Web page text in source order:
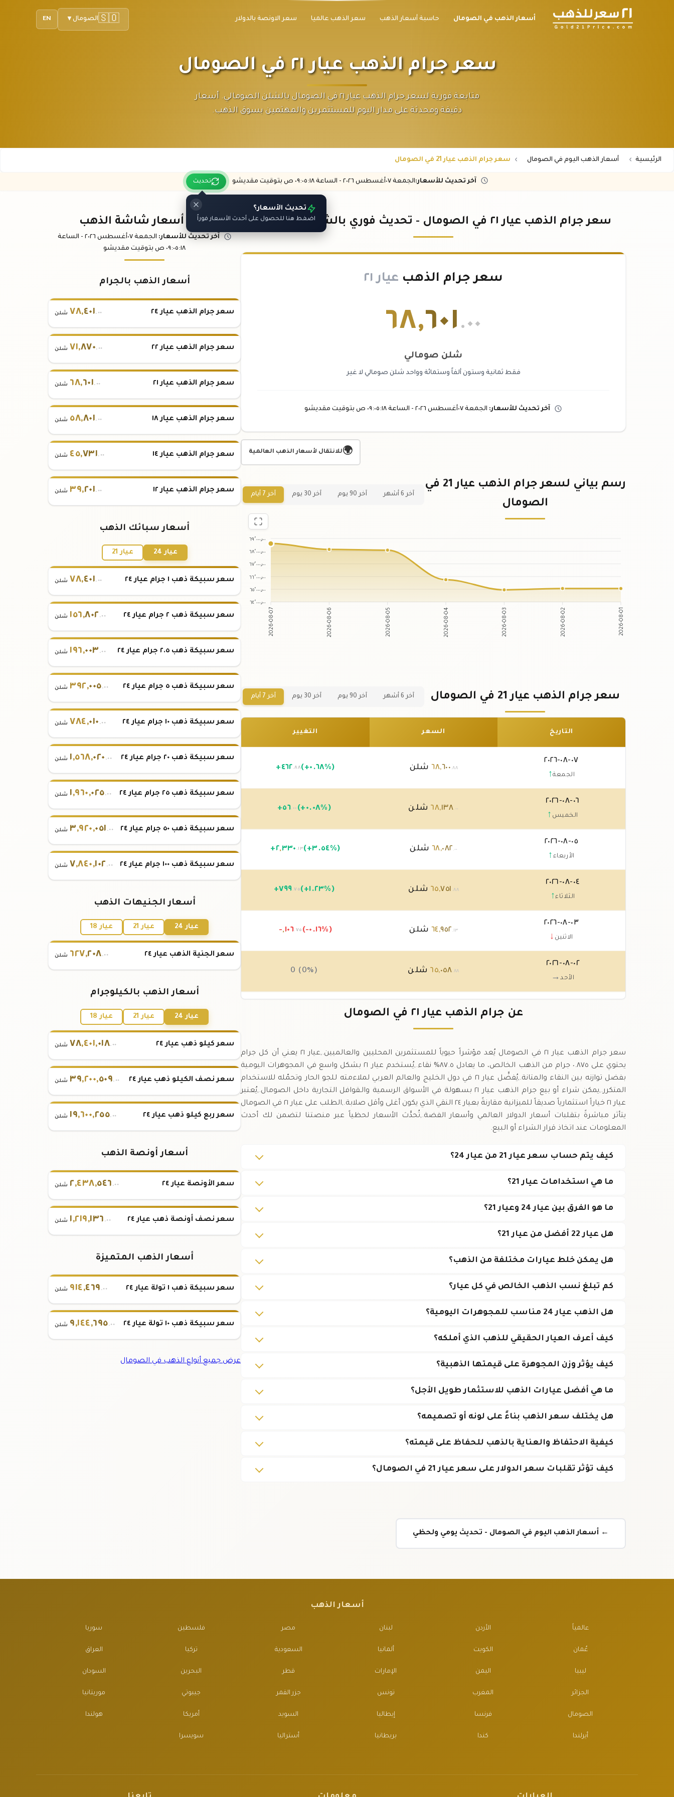
أسعار الذهب في الصومال حاسبة أسعار الذهب سعر الذهب عالميا سعر الاونصة بالدولار EN 🇸🇴الصومال ▼
سعر جرام الذهب عيار ٢١ في الصومال
متابعة فورية لسعر جرام الذهب عيار ٢١ في الصومال بالشلن الصومالي. أسعار
دقيقة ومحدثة على مدار اليوم للمستثمرين والمهتمين بسوق الذهب.
الرئيسية أسعار الذهب اليوم في الصومال سعر جرام الذهب عيار 21 في الصومال
آخر تحديث للأسعار:الجمعة ٠٧ أغسطس ٢٠٢٦ - الساعة ٠٩:٠٥:١٨ ص بتوقيت مقديشو تحديث
تحديث الأسعار؟
اضغط هنا للحصول على أحدث الأسعار فوراً سعر جرام الذهب عيار ٢١ في الصومال - تحديث فوري بالشلن الصومالي
سعر جرام الذهب عيار ٢١
٦٨,٦٠١ .٠٠
شلن صومالي
فقط ثمانية وستون ألفاً وستمائة وواحد شلن صومالي لا غير
آخر تحديث للأسعار: الجمعة ٠٧ أغسطس ٢٠٢٦ - الساعة :١٨ ص بتوقيت مقديشو
🌍للانتقال لأسعار الذهب العالمية
رسم بياني لسعر جرام الذهب عيار 21 في
الصومال
آخر 6 أشهر آخر 90 يوم آخر 30 يوم آخر 7 أيام
٦٩٬٠٠٠٫٠٠
٦٨٬٠٠٠٫٠٠
٦٧٬٠٠٠٫٠٠
٦٦٬٠٠٠٫٠٠
٦٥٬٠٠٠٫٠٠
٦٤٬٠٠٠٫٠٠
2026-08-07 2026-08-06 2026-08-05 2026-08-04 2026-08-03 2026-08-02 2026-08-01
سعر جرام الذهب عيار 21 في الصومال آخر 6 أشهر آخر 90 يوم آخر 30 يوم آخر 7 أيام
التاريخ السعر التغيير
٠٧-٠٨-٢٠٢٦
الجمعة↑
٦٨,٦٠٠.٨٨ شلن +٤٦٢ .٨٨ (+٠.٦٨%)
٠٦-٠٨-٢٠٢٦
الخميس ↑
٦٨,١٣٨.٠٠ شلن +٥٦ .٠٠ (+٠.٠٨%)
٠٥-٠٨-٢٠٢٦
الأربعاء ↑
٦٨,٠٨٢.٠٠ شلن +٢,٣٣٠ .١٣ (+٣.٥٤%)
٠٤-٠٨-٢٠٢٦
الثلاثاء↑
٦٥,٧٥١ .٨٨ شلن +٧٩٩ .٧٥ (+١.٢٣%)
٠٣-٠٨-٢٠٢٦
الاثنين ↓
٦٤,٩٥٢.١٣ شلن -,١٠٦ .٧٥ (-٠.١٦%)
٠٢-٠٨-٢٠٢٦
الأحد→
٦٥,٠٥٨.٨٨ شلن 0 (0%)
٦٥,٠٥٨ .٨٨ شلنعن جرام الذهب عيار ٢١ في الصومال
سعر جرام الذهب عيار ٢١ في الصومال يُعد مؤشراً حيوياً للمستثمرين المحليين والعالميين.,عيار ٢١ يعني أن كل جرام
يحتوي على ٠.٨٧٥ جرام من الذهب الخالص، ما يعادل ٨٧.٥% نقاء.,يُستخدم عيار ٢١ بشكل واسع في المجوهرات اليومية
بفضل توازنه بين النقاء والمتانة.,يُفضَّل عيار ٢١ في دول الخليج والعالم العربي لملاءمته للجو الحار وتحمّله للاستخدام
المتكرر.,يمكن شراء أو بيع جرام الذهب عيار ٢١ بسهولة في الأسواق الرسمية والـقوافل التجارية داخل الصومال.,يُعتبر
عيار ٢١ خياراً استثمارياً صديقاً للميزانية مقارنةً بعيار ٢٤ النقي الذي يكون أغلى وأقل صلابة.,الطلب على عيار ٢١ في الصومال
يتأثر مباشرةً بتقلبات أسعار الدولار العالمي وأسعار الفضة.,تُحدَّث الأسعار لحظياً عبر منصتنا لتضمن لك أحدث
المعلومات عند اتخاذ قرار الشراء أو البيع.
كيف يتم حساب سعر عيار 21 من عيار 24؟
ما هي استخدامات عيار 21؟
ما هو الفرق بين عيار 24 وعيار 21؟
هل عيار 22 أفضل من عيار 21؟
هل يمكن خلط عيارات مختلفة من الذهب؟
كم تبلغ نسب الذهب الخالص في كل عيار؟
هل الذهب عيار 24 مناسب للمجوهرات اليومية؟
كيف أعرف العيار الحقيقي للذهب الذي أملكه؟
كيف يؤثر وزن المجوهرة على قيمتها الذهبية؟
ما هي أفضل عيارات الذهب للاستثمار طويل الأجل؟
هل يختلف سعر الذهب بناءً على لونه أو تصميمه؟
كيفية الاحتفاظ والعناية بالذهب للحفاظ على قيمته؟
كيف تؤثر تقلبات سعر الدولار على سعر عيار 21 في الصومال؟
باقي أسعار شاشة الذهب
آخر تحديث للأسعار: الجمعة ٠٧ أغسطس ٢٠٢٦ -
الساعة
٠٩:٠٥:١٨ ص بتوقيت مقديشو
أسعار الذهب بالجرام
سعر جرام الذهب عيار ٢٤ ٧٨,٤٠١.٠٠ شلن
سعر جرام الذهب عيار ٢٢ ٧١,٨٧٠.٠٠ شلن
سعر جرام الذهب عيار ٢١ ٦٨,٦٠١.٠٠ شلن
سعر جرام الذهب عيار ١٨ ٥٨,٨٠١.٠٠ شلن
سعر جرام الذهب عيار ١٤ ٤٥,٧٣١.٠٠ شلن
سعر جرام الذهب عيار ١٢ ٣٩,٢٠١.٠٠ شلن
أسعار سبائك الذهب
عيار 24 عيار 21
سعر سبيكة ذهب ١ جرام عيار ٢٤ ٧٨,٤٠١.٠٠ شلن
سعر سبيكة ذهب ٢ جرام عيار ٢٤ ١٥٦,٨٠٢ .٠٠ شلن
سعر سبيكة ذهب ٢.٥ جرام عيار ٢٤ ١٩٦,٠٠٣ .٠٠ شلن
سعر سبيكة ذهب ٥ جرام عيار ٢٤ ٣٩٢,٠٠٥.٠٠ شلن
سعر سبيكة ذهب ١٠ جرام عيار ٢٤ ٧٨٤,٠١٠ .٠٠ شلن
سعر سبيكة ذهب ٢٠ جرام عيار ٢٤ ١,٥٦٨,٠٢٠ .٠٠ شلن
سعر سبيكة ذهب ٢٥ جرام عيار ٢٤ ١,٩٦٠,٠٢٥.٠٠ شلن
سعر سبيكة ذهب ٥٠ جرام عيار ٢٤ ٣,٩٢٠,٠٥١ .٠٠ شلن
سعر سبيكة ذهب ١٠٠ جرام عيار ٢٤ ٧,٨٤٠,١٠٢ .٠٠ شلن
أسعار الجنيهات الذهب
عيار 24 عيار 21 عيار 18
سعر الجنية الذهب عيار ٢٤ ٦٢٧,٢٠٨.٠٠ شلن
أسعار الذهب بالكيلوجرام
عيار 24 عيار 21 عيار 18
سعر كيلو ذهب عيار ٢٤ ٧٨,٤٠١,٠١٨.٠٠ شلن
سعر نصف الكيلو ذهب عيار ٢٤ ٣٩,٢٠٠,٥٠٩.٠٠ شلن
سعر ربع كيلو ذهب عيار ٢٤ ١٩,٦٠٠,٢٥٥.٠٠ شلن
أسعار أونصة الذهب
سعر الأونصة عيار ٢٤ ٢,٤٣٨,٥٤٦ .٠٠ شلن
سعر نصف أونصة ذهب عيار ٢٤ ١,٢١٩,١٣٦ .٠٠ شلن
أسعار الذهب المتميزة
سعر سبيكة ذهب ١ تولة عيار ٢٤ ٩١٤,٤٦٩ .٠٠ شلن
سعر سبيكة ذهب ١٠ تولة عيار ٢٤ ٩,١٤٤,٦٩٥.٠٠ شلن
عرض جميع أنواع الذهب في الصومال
← أسعار الذهب اليوم في الصومال - تحديث يومي ولحظي
أسعار الذهب
عالمياً الأردن لبنان مصر فلسطين سوريا
عُمان الكويت ألمانيا السعودية تركيا العراق
ليبيا اليمن الإمارات قطر البحرين السودان
الجزائر المغرب تونس جزر القمر جيبوتي موريتانيا
الصومال فرنسا إيطاليا السويد أمريكا هولندا
أيرلندا كندا بريطانيا أستراليا سويسرا